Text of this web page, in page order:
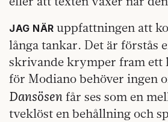
JAG NÄR uppfattningen att
långa tankar. Det är förstås
skrivande krymper fram ett
för Modiano behöver ingen
Dansösen får ses som en
tveklöst en behållning och